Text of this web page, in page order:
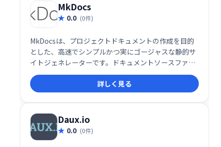
MkDocs
0.0 (0件)
MkDocsは、プロジェクトドキュメントの作成を目的
とした、高速でシンプルかつ実にゴージャスな静的サ
イトジェネレーターです。ドキュメントソースファイ
ルはMarkdownで記述され、単一のYAML構成ファイ
ルで構成されます。
詳しく見る
Daux.io
0.0 (0件)